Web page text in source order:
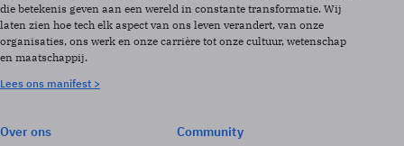
die betekenis geven aan een wereld in constante transformatie. Wij
laten zien hoe tech elk aspect van ons leven verandert, van onze
organisaties, ons werk en onze carrière tot onze cultuur, wetenschap
en maatschappij.
Lees ons manifest >
Over ons
Community